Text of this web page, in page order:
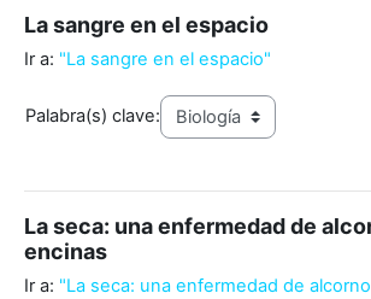
La sangre en el espacio
Ir a: "La sangre en el espacio"
Palabra(s) clave:
La seca: una enfermedad de
encinas
Ir a: "La seca: una enfermedad de